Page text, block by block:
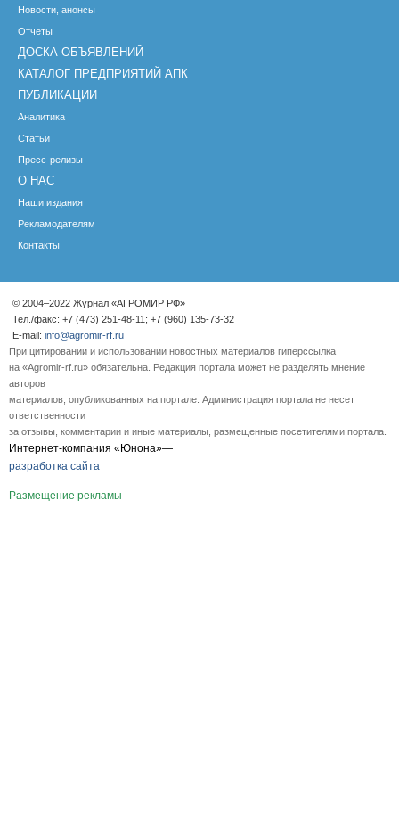
Новости, анонсы
Отчеты
ДОСКА ОБЪЯВЛЕНИЙ
КАТАЛОГ ПРЕДПРИЯТИЙ АПК
ПУБЛИКАЦИИ
Аналитика
Статьи
Пресс-релизы
О НАС
Наши издания
Рекламодателям
Контакты
© 2004–2022 Журнал «АГРОМИР РФ»
Тел./факс: +7 (473) 251-48-11; +7 (960) 135-73-32
E-mail: info@agromir-rf.ru
При цитировании и использовании новостных материалов гиперссылка
на «Agromir-rf.ru» обязательна. Редакция портала может не разделять мнение
авторов
материалов, опубликованных на портале. Администрация портала не несет
ответственности
за отзывы, комментарии и иные материалы, размещенные посетителями портала.
Интернет-компания «Юнона»—
разработка сайта
Размещение рекламы